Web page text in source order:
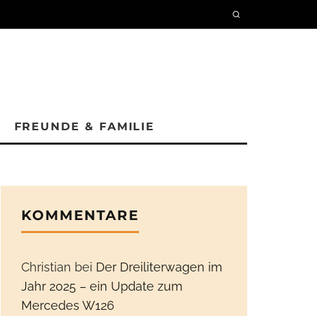
FREUNDE & FAMILIE
KOMMENTARE
Christian bei Der Dreiliterwagen im
Jahr 2025 – ein Update zum
Mercedes W126